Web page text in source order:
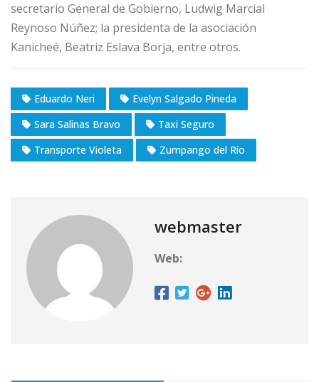
secretario General de Gobierno, Ludwig Marcial
Reynoso Núñez; la presidenta de la asociación
Kanicheé, Beatriz Eslava Borja, entre otros.
Eduardo Neri
Evelyn Salgado Pineda
Sara Salinas Bravo
Taxi Seguro
Transporte Violeta
Zumpango del Río
webmaster
Web: